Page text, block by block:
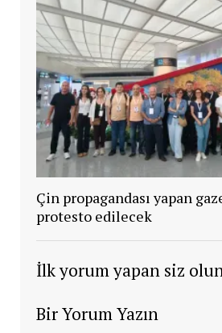
Çin propagandası yapan
protesto edilecek
İlk yorum yapan siz
Bir Yorum Yazın